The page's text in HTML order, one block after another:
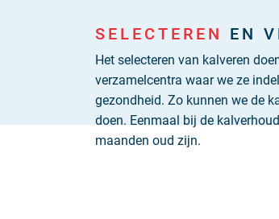
SELECTEREN EN
Het selecteren van kalveren
verzamelcentra waar we ze
gezondheid. Zo kunnen we de
doen. Eenmaal bij de
maanden oud zijn.